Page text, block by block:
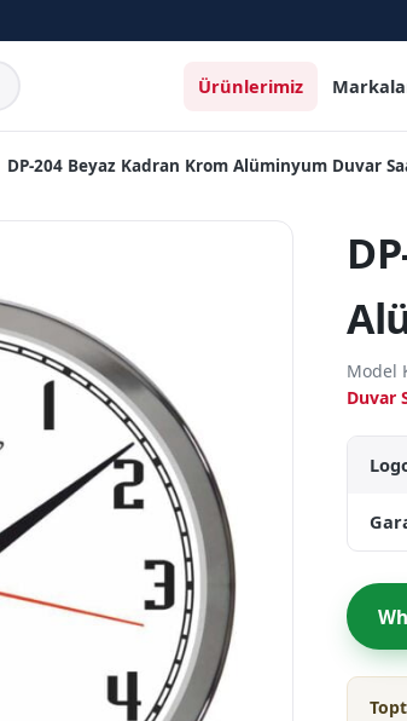
Ürünlerimiz
DP-204 Beyaz Kadran Krom Alüminyum Duvar
Model
Duvar